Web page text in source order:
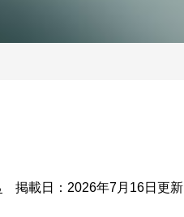
掲載日：2026年7月16日更新